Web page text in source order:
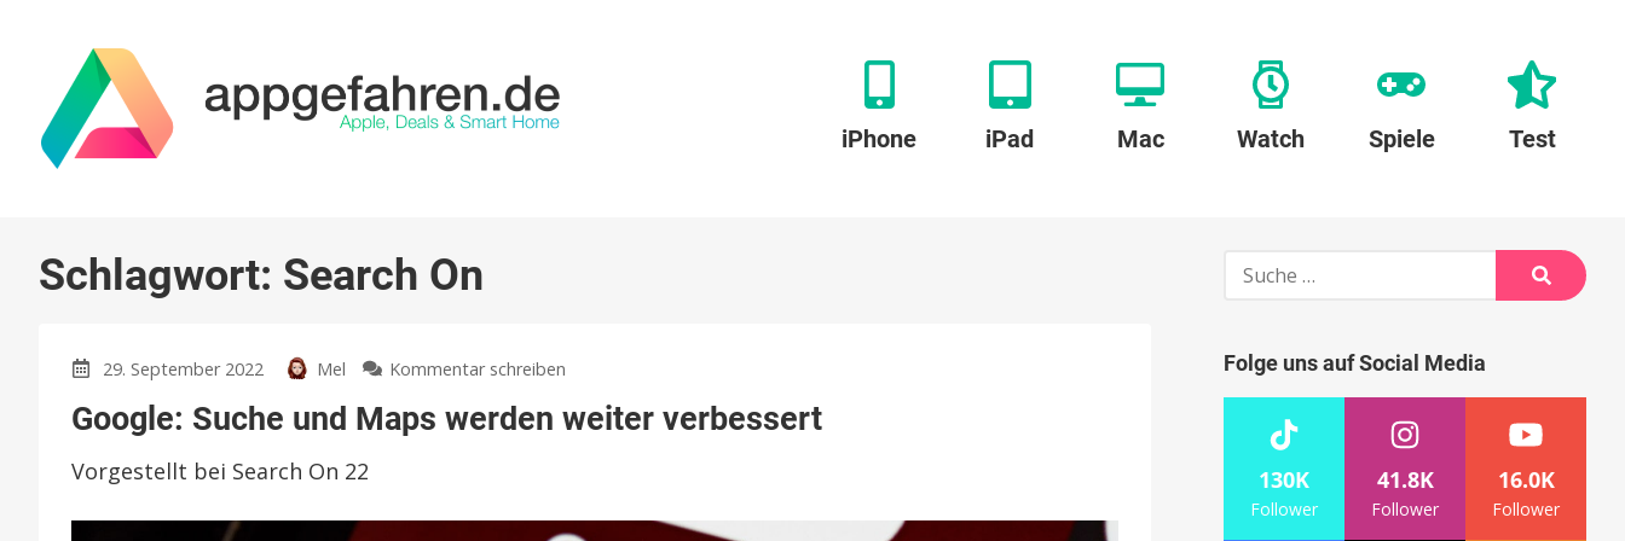
iPhone iPad Mac Watch Spiele Test
Schlagwort: Search On
29. September 2022 Mel Kommentar schreiben
Suche
weiter
Google: Suche und Maps werden weiter verbessert
Vorgestellt bei Search On 22
Suche
Suche
Folge uns auf Social Media
130K
Follower
41.8K
Follower
16.0K
Follower